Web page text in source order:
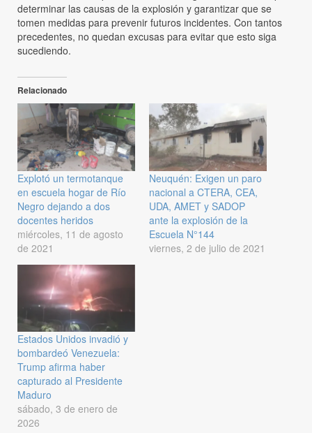
determinar las causas de la explosión y garantizar que se
tomen medidas para prevenir futuros incidentes. Con tantos
precedentes, no quedan excusas para evitar que esto siga
sucediendo.
Relacionado
Explotó un termotanque
en escuela hogar de Río
Negro dejando a dos
docentes heridos
miércoles, 11 de agosto
de 2021
Neuquén: Exigen un paro
nacional a CTERA, CEA,
UDA, AMET y SADOP
ante la explosión de la
Escuela N°144
viernes, 2 de julio de 2021
Estados Unidos invadió y
bombardeó Venezuela:
Trump afirma haber
capturado al Presidente
Maduro
sábado, 3 de enero de
2026